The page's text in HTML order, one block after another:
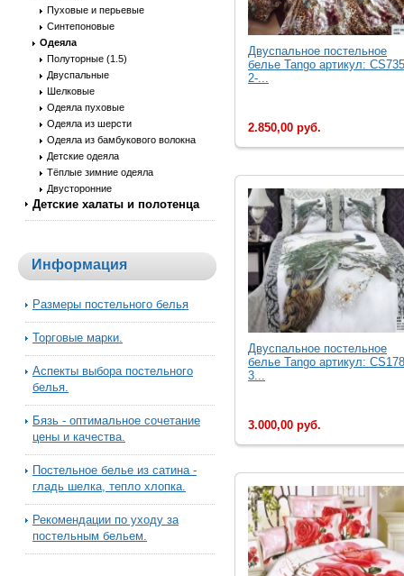
Пуховые и перьевые
Синтепоновые
Одеяла
Полуторные (1.5)
Двуспальные
Шелковые
Одеяла пуховые
Одеяла из шерсти
Одеяла из бамбукового волокна
Детские одеяла
Тёплые зимние одеяла
Двусторонние
Детские халаты и полотенца
Информация
Размеры постельного белья
Торговые марки.
Аспекты выбора постельного
белья.
Бязь - оптимальное сочетание
цены и качества.
Постельное белье из сатина -
гладь шелка, тепло хлопка.
Рекомендации по уходу за
постельным бельем.
Двуcпальное постельное
белье Tango артикул:
2-...
2.850,00 руб.
Двуcпальное постельное
белье Tango артикул:
3...
3.000,00 руб.